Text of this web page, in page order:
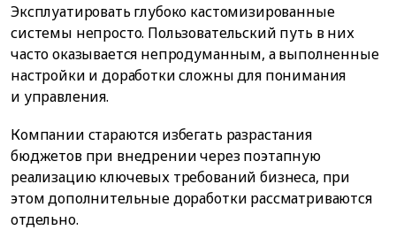
Эксплуатировать глубоко кастомизированные
системы непросто. Пользовательский путь в них
часто оказывается непродуманным, а выполненные
настройки и доработки сложны для понимания
и управления.
Компании стараются избегать разрастания
бюджетов при внедрении через поэтапную
реализацию ключевых требований бизнеса, при
этом дополнительные доработки рассматриваются
отдельно.